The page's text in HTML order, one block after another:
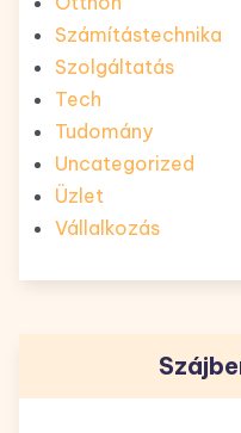
Számítástechnika
Szolgáltatás
Tech
Tudomány
Uncategorized
Üzlet
Vállalkozás